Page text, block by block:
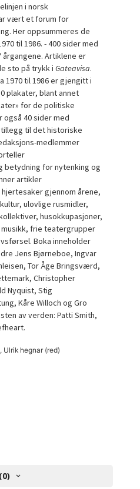
i norsk
vært et forum for
Her oppsummeres de
til 1986. - 400 sider med
Artiklene er
sto på trykk iGateavisa.
1970 til 1986 er gjengitt i
plakater, blant annet
for de politiske
også 40 sider med
til det historiske
medlemmer
betydning for nytenking og
artikler
hjertesaker gjennom årene,
ulovlige rusmidler,
husokkupasjoner,
frie teatergrupper
Boka inneholder
Jens Bjørneboe, Ingvar
Tor Åge Bringsværd,
Christopher
Nyquist, Stig
Kåre Willoch og Gro
av verden: Patti Smith,
Ulrik hegnar (red)